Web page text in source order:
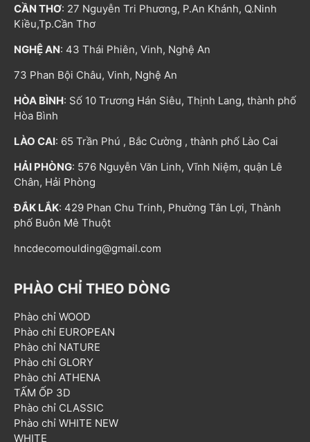
CẦN THƠ: 27 Nguyễn Tri Phương, P.An Khánh, Q.Ninh
Kiều,Tp.Cần Thơ
NGHỆ AN: 43 Thái Phiên, Vinh, Nghệ An
73 Phan Bội Châu, Vinh, Nghệ An
HÒA BÌNH: Số 10 Trương Hán Siêu, Thịnh Lang, thành phố
Hòa Bình
LÀO CAI: 65 Trần Phú , Bắc Cường , thành phố Lào Cai
HẢI PHÒNG: 576 Nguyễn Văn Linh, Vĩnh Niệm, quận Lê
Chân, Hải Phòng
ĐẮK LẮK: 429 Phan Chu Trinh, Phường Tân Lợi, Thành
phố Buôn Mê Thuột
hncdecomoulding@gmail.com
PHÀO CHỈ THEO DÒNG
Phào chỉ WOOD
Phào chỉ EUROPEAN
Phào chỉ NATURE
Phào chỉ GLORY
Phào chỉ ATHENA
TẤM ỐP 3D
Phào chỉ CLASSIC
Phào chỉ WHITE NEW
WHITE